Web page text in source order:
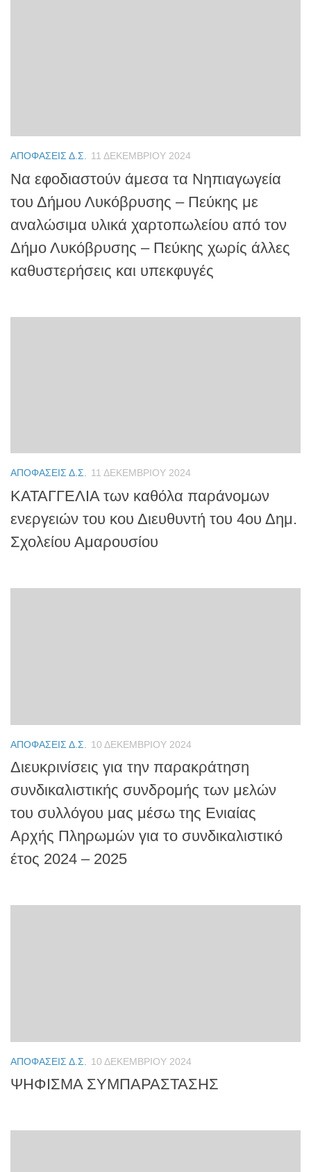
ΑΠΟΦΆΣΕΙΣ Δ.Σ. 11 ΔΕΚΕΜΒΡΊΟΥ 2024
Να εφοδιαστούν άμεσα τα Νηπιαγωγεία
του Δήμου Λυκόβρυσης – Πεύκης με
αναλώσιμα υλικά χαρτοπωλείου από τον
Δήμο Λυκόβρυσης – Πεύκης χωρίς άλλες
καθυστερήσεις και υπεκφυγές
ΑΠΟΦΆΣΕΙΣ Δ.Σ. 11 ΔΕΚΕΜΒΡΊΟΥ 2024
ΚΑΤΑΓΓΕΛΙΑ των καθόλα παράνομων
ενεργειών του κου Διευθυντή του 4ου Δημ.
Σχολείου Αμαρουσίου
ΑΠΟΦΆΣΕΙΣ Δ.Σ. 10 ΔΕΚΕΜΒΡΊΟΥ 2024
Διευκρινίσεις για την παρακράτηση
συνδικαλιστικής συνδρομής των μελών
του συλλόγου μας μέσω της Ενιαίας
Αρχής Πληρωμών για το συνδικαλιστικό
έτος 2024 – 2025
ΑΠΟΦΆΣΕΙΣ Δ.Σ. 10 ΔΕΚΕΜΒΡΊΟΥ 2024
ΨΗΦΙΣΜΑ ΣΥΜΠΑΡΑΣΤΑΣΗΣ